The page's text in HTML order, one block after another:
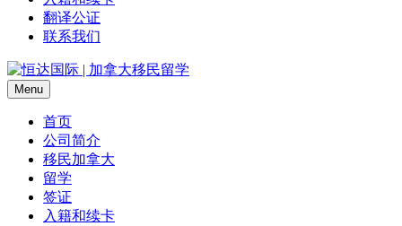
翻译公证
联系我们
Menu
首页
公司简介
移民加拿大
留学
签证
入籍和续卡